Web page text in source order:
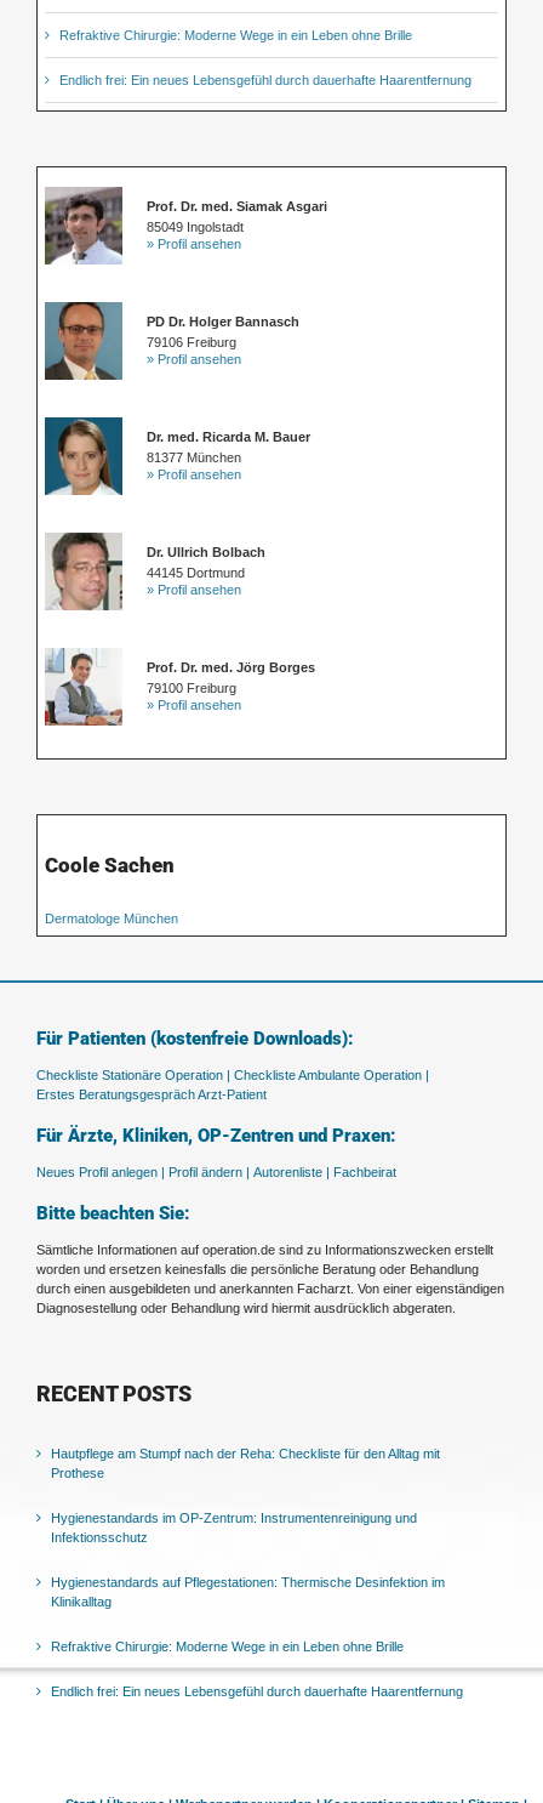
Refraktive Chirurgie: Moderne Wege in ein Leben ohne Brille
Endlich frei: Ein neues Lebensgefühl durch dauerhafte Haarentfernung
Prof. Dr. med. Siamak Asgari
85049 Ingolstadt
» Profil ansehen
PD Dr. Holger Bannasch
79106 Freiburg
» Profil ansehen
Dr. med. Ricarda M. Bauer
81377 München
» Profil ansehen
Dr. Ullrich Bolbach
44145 Dortmund
» Profil ansehen
Prof. Dr. med. Jörg Borges
79100 Freiburg
» Profil ansehen
Coole Sachen
Dermatologe München
Für Patienten (kostenfreie Downloads):
Checkliste Stationäre Operation | Checkliste Ambulante Operation |
Erstes Beratungsgespräch Arzt-Patient
Für Ärzte, Kliniken, OP-Zentren und Praxen:
Neues Profil anlegen | Profil ändern | Autorenliste | Fachbeirat
Bitte beachten Sie:
Sämtliche Informationen auf operation.de sind zu Informationszwecken erstellt
worden und ersetzen keinesfalls die persönliche Beratung oder Behandlung
durch einen ausgebildeten und anerkannten Facharzt. Von einer eigenständigen
Diagnosestellung oder Behandlung wird hiermit ausdrücklich abgeraten.
RECENT POSTS
Hautpflege am Stumpf nach der Reha: Checkliste für den Alltag mit
Prothese
Hygienestandards im OP-Zentrum: Instrumentenreinigung und
Infektionsschutz
Hygienestandards auf Pflegestationen: Thermische Desinfektion im
Klinikalltag
Refraktive Chirurgie: Moderne Wege in ein Leben ohne Brille
Endlich frei: Ein neues Lebensgefühl durch dauerhafte Haarentfernung